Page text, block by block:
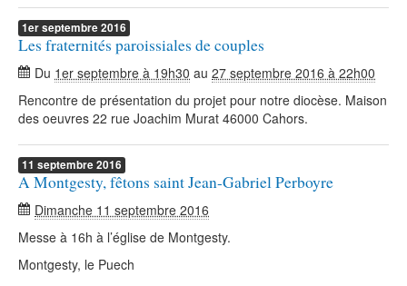
1erseptembre2016
Les fraternités paroissiales de couples
Du 1er septembre à 19h30 au 27 septembre 2016 à 22h00
Rencontre de présentation du projet pour notre diocèse. Maison
des oeuvres 22 rue Joachim Murat 46000 Cahors.
11 septembre2016
A Montgesty, fêtons saint Jean-Gabriel Perboyre
Dimanche 11 septembre 2016
Messe à 16h à l’église de Montgesty.
Montgesty, le Puech